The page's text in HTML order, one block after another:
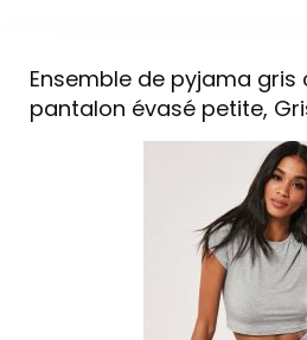
Ensemble de pyjama
pantalon évasé petite,